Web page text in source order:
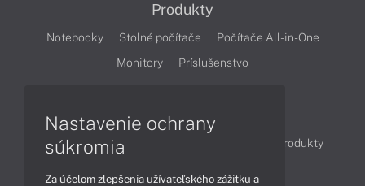
Produkty
Notebooky Stolné počítače
Počítače All-in-One
Monitory
Príslušenstvo
Články
Obchodné informácie
Produkty
Nastavenie ochrany
súkromia
Za účelom zlepšenia užívateľského zážitku a